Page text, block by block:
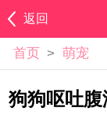
返回
首页 > 萌宠
狗狗呕吐